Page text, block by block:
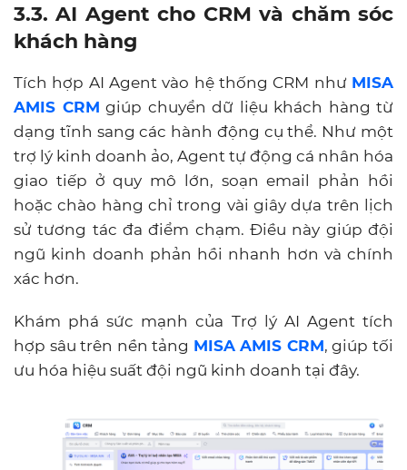
3.3. AI Agent cho CRM và chăm sóc
khách hàng
Tích hợp AI Agent vào hệ thống CRM như MISA
AMIS CRM giúp chuyển dữ liệu khách hàng từ
dạng tĩnh sang các hành động cụ thể. Như một
trợ lý kinh doanh ảo, Agent tự động cá nhân hóa
giao tiếp ở quy mô lớn, soạn email phản hồi
hoặc chào hàng chỉ trong vài giây dựa trên lịch
sử tương tác đa điểm chạm. Điều này giúp đội
ngũ kinh doanh phản hồi nhanh hơn và chính
xác hơn.
Khám phá sức mạnh của Trợ lý AI Agent tích
hợp sâu trên nền tảng MISA AMIS CRM, giúp tối
ưu hóa hiệu suất đội ngũ kinh doanh tại đây.